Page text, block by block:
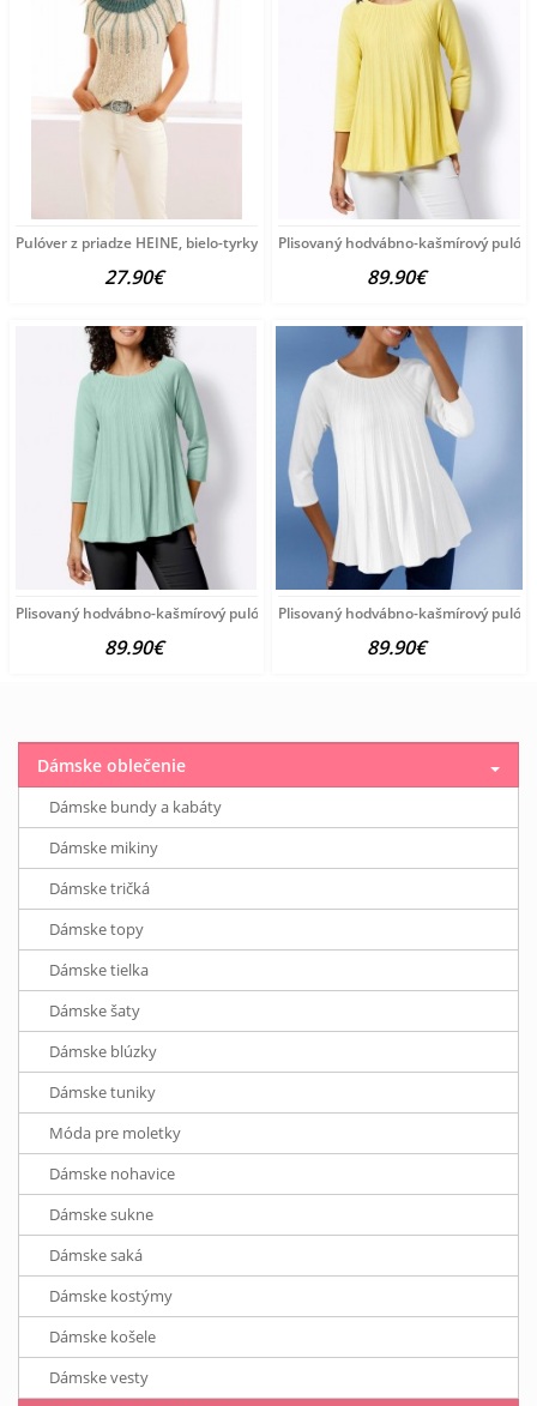
Pulóver z priadze HEINE, bielo-tyrkysový
27.90€
Plisovaný hodvábno-kašmírový
89.90€
Plisovaný hodvábno-kašmírový pulóver vzhľadom Création
89.90€
Plisovaný hodvábno-kašmírový
89.90€
Dámske oblečenie
Dámske bundy a kabáty
Dámske mikiny
Dámske tričká
Dámske topy
Dámske tielka
Dámske šaty
Dámske blúzky
Dámske tuniky
Móda pre moletky
Dámske nohavice
Dámske sukne
Dámske saká
Dámske kostýmy
Dámske košele
Dámske vesty